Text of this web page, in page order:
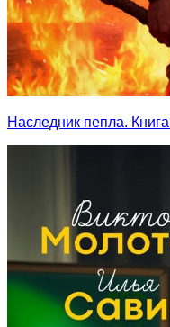
Наследник пепла. Книга I